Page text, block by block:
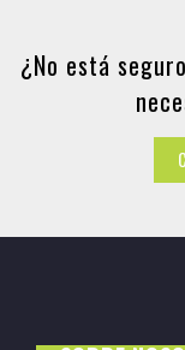
¿No está